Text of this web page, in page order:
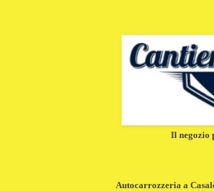
Il negozio
Autocarrozzeria a